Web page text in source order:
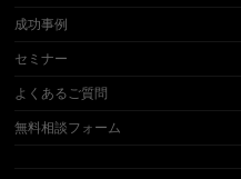
成功事例
セミナー
よくあるご質問
無料相談フォーム